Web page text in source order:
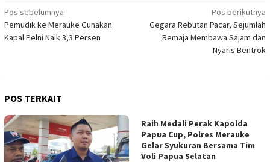
Navigasi
pos
Pos sebelumnya
Pemudik ke Merauke Gunakan
Kapal Pelni Naik 3,3 Persen
Pos berikutnya
Gegara Rebutan Pacar, Sejumlah
Remaja Membawa Sajam dan
Nyaris Bentrok
POS TERKAIT
Raih Medali Perak Kapolda
Papua Cup, Polres Merauke
Gelar Syukuran Bersama Tim
Voli Papua Selatan